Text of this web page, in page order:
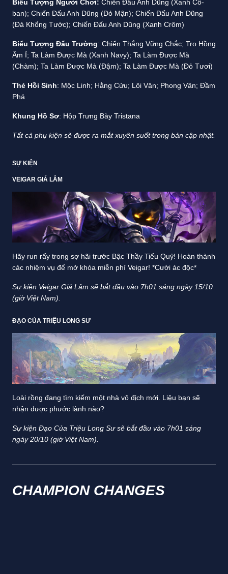
Biểu Tượng Người Chơi: Chiến Đấu Anh Dũng (Xanh Cô-
ban); Chiến Đấu Anh Dũng (Đỏ Mận); Chiến Đấu Anh Dũng
(Đá Khổng Tước); Chiến Đấu Anh Dũng (Xanh Crôm)
Biểu Tượng Đấu Trường: Chiến Thắng Vững Chắc; Tro Hồng
Âm Ỉ; Ta Làm Được Mà (Xanh Navy); Ta Làm Được Mà
(Chàm); Ta Làm Được Mà (Đậm); Ta Làm Được Mà (Đỏ Tươi)
Thẻ Hồi Sinh: Mộc Linh; Hằng Cửu; Lôi Vân; Phong Vân; Đầm
Phá
Khung Hồ Sơ: Hộp Trưng Bày Tristana
Tất cả phụ kiện sẽ được ra mắt xuyên suốt trong bản cập nhật.
SỰ KIỆN
VEIGAR GIÁ LÂM
Hãy run rẩy trong sợ hãi trước Bậc Thầy Tiểu Quỷ! Hoàn thành
các nhiệm vụ để mở khóa miễn phí Veigar! *Cười ác độc*
Sự kiện Veigar Giá Lâm sẽ bắt đầu vào 7h01 sáng ngày 15/10
(giờ Việt Nam).
ĐẠO CỦA TRIỆU LONG SƯ
Loài rồng đang tìm kiếm một nhà vô địch mới. Liệu bạn sẽ
nhận được phước lành nào?
Sự kiện Đạo Của Triệu Long Sư sẽ bắt đầu vào 7h01 sáng
ngày 20/10 (giờ Việt Nam).
CHAMPION CHANGES